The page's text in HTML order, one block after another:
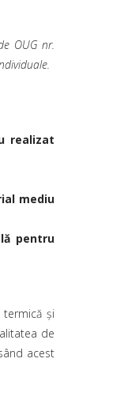
OUG nr.
realizat
mediu
pentru
și
de
acest